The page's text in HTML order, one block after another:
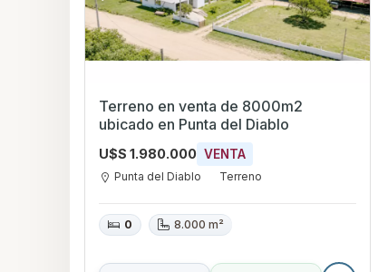
Terreno en venta de 8000m2
ubicado en Punta del Diablo
U$S 1.980.000 VENTA
Punta del Diablo Terreno
0 8.000 m²